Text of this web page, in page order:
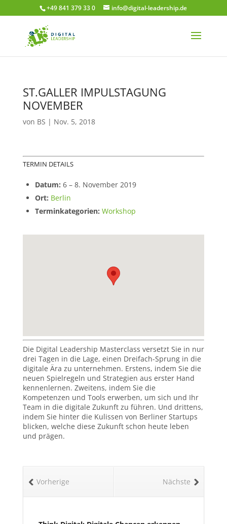
+49 841 379 33 0 info@digital-leadership.de
ST.GALLER IMPULSTAGUNG
NOVEMBER
von BS | Nov. 5, 2018
TERMIN DETAILS
Datum: 6– 8. November 2019
Ort: Berlin
Terminkategorien: Workshop
Die Digital Leadership Masterclass versetzt Sie in nur
drei Tagen in die Lage, einen Dreifach-Sprung in die
digitale Ära zu unternehmen. Erstens, indem Sie die
neuen Spielregeln und Strategien aus erster Hand
kennenlernen. Zweitens, indem Sie die
Kompetenzen und Tools erwerben, um sich und Ihr
Team in die digitale Zukunft zu führen. Und drittens,
indem Sie hinter die Kulissen von Berliner Startups
blicken, welche diese Zukunft schon heute leben
und prägen.
Nächste
Vorherige